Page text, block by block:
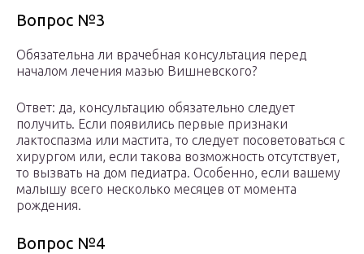
Вопрос №3
Обязательна ли врачебная консультация перед
началом лечения мазью Вишневского?
Ответ: да, консультацию обязательно следует
получить. Если появились первые признаки
лактоспазма или мастита, то следует посоветоваться с
хирургом или, если такова возможность отсутствует,
то вызвать на дом педиатра. Особенно, если вашему
малышу всего несколько месяцев от момента
рождения.
Вопрос №4